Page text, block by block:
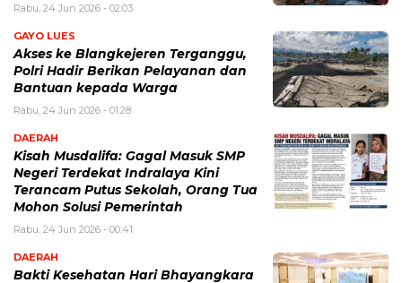
Rabu, 24 Jun 2026 - 02:03
GAYO LUES
Akses ke Blangkejeren Terganggu,
Polri Hadir Berikan Pelayanan dan
Bantuan kepada Warga
Rabu, 24 Jun 2026 - 01:28
DAERAH
Kisah Musdalifa: Gagal Masuk SMP
Negeri Terdekat Indralaya Kini
Terancam Putus Sekolah, Orang Tua
Mohon Solusi Pemerintah
Rabu, 24 Jun 2026 - 00:41
DAERAH
Bakti Kesehatan Hari Bhayangkara